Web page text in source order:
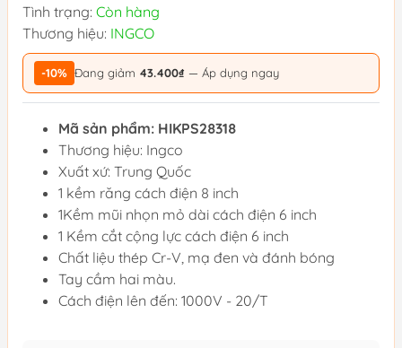
Tình trạng: Còn hàng
Thương hiệu: INGCO
-10% Đang giảm 43.400₫ — Áp dụng ngay
Mã sản phẩm: HIKPS28318
Thương hiệu: Ingco
Xuất xứ: Trung Quốc
1 kềm răng cách điện 8 inch
1Kềm mũi nhọn mỏ dài cách điện 6 inch
1 Kềm cắt cộng lực cách điện 6 inch
Chất liệu thép Cr-V, mạ đen và đánh bóng
Tay cầm hai màu.
Cách điện lên đến: 1000V - 20/T